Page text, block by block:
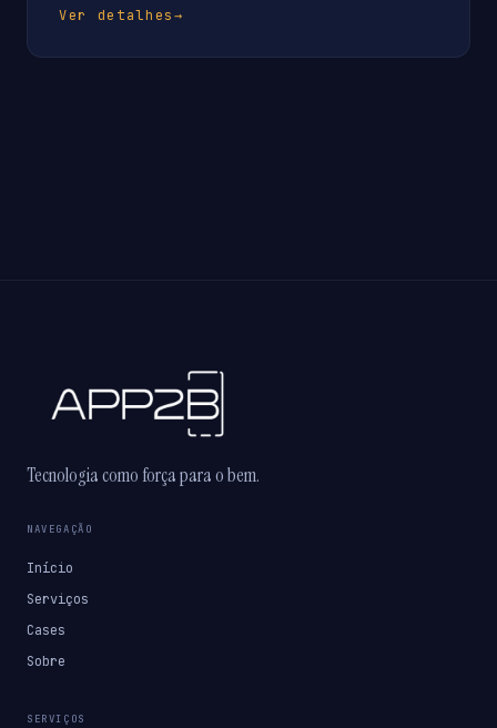
Ver detalhes→
Tecnologia como força para o bem.
NAVEGAÇÃO
Início
Serviços
Cases
Sobre
SERVIÇOS